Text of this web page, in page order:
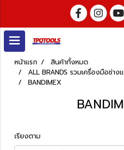
หน้าแรก
สินค้าทั้งหมด
ALL BRANDS รวมเครื่องมือช่า
BANDIMEX
เรียงตาม